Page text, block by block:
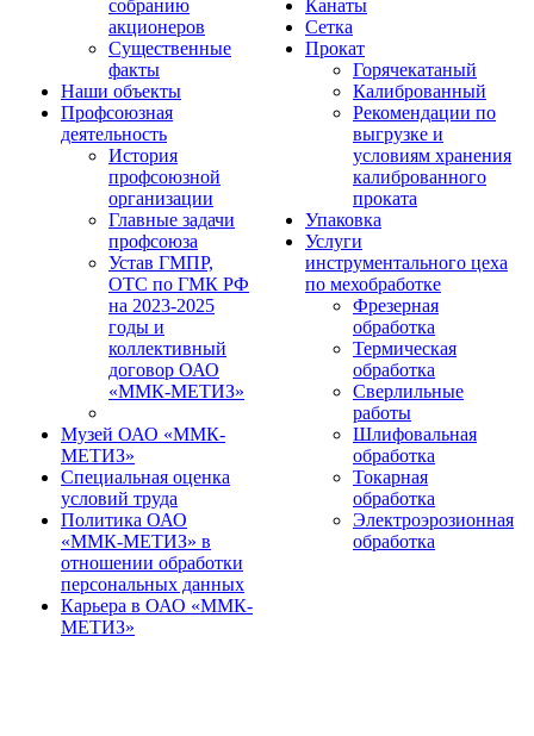
собранию
акционеров
Существенные
факты
Наши объекты
Профсоюзная
деятельность
История
профсоюзной
организации
Главные задачи
профсоюза
Устав ГМПР,
ОТС по ГМК РФ
на 2023-2025
годы и
коллективный
договор ОАО
«ММК-МЕТИЗ»
Музей ОАО «ММК-
МЕТИЗ»
Специальная оценка
условий труда
Политика ОАО
«ММК-МЕТИЗ» в
отношении обработки
персональных данных
Карьера в ОАО «ММК-
МЕТИЗ»
Канаты
Сетка
Прокат
Горячекатаный
Калиброванный
Рекомендации по
выгрузке и
условиям хранения
калиброванного
проката
Упаковка
Услуги
инструментального цеха
по мехобработке
Фрезерная
обработка
Термическая
обработка
Сверлильные
работы
Шлифовальная
обработка
Токарная
обработка
Электроэрозионная
обработка